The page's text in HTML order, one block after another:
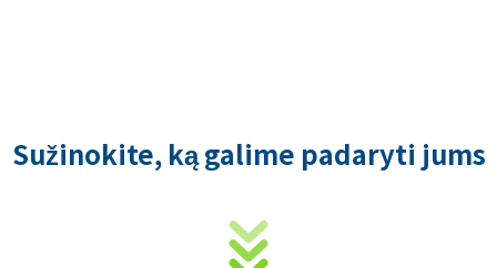
Sužinokite, ką galime padaryti jums